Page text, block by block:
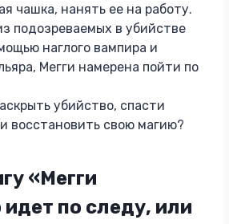
чашка, нанять ее на работу.
подозреваемых в убийстве
наглого вампира и
Мегги намерена пойти по
убийство, спасти
восстановить свою магию?
«Мегги
по следу, или